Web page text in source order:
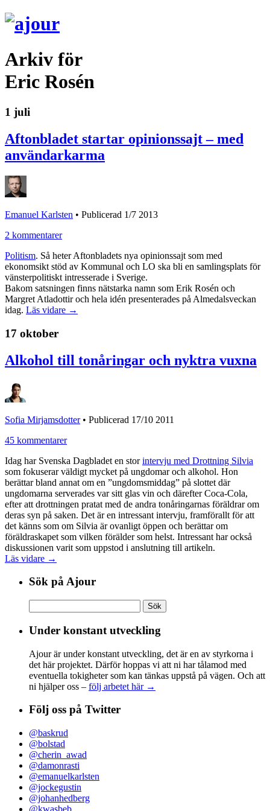
Arkiv för
Eric Rosén
1 juli
Aftonbladet startar opinionssajt – med
användarkarma
Emanuel Karlsten • Publicerad 1/7 2013
2 kommentarer
Politism. Så heter Aftonbladets nya opinionssajt som med
ekonomsikt stöd av Kommunal och LO ska bli en samlingsplats för
vänsterpolitiskt intresserade i Sverige.
Bakom satsningen finns nätstarka namn som Erik Rosén och
Margret Atladottir och hela idén presenterades på Almedalsveckan
idag. Läs vidare →
17 oktober
Alkohol till tonåringar och nyktra vuxna
Sofia Mirjamsdotter• Publicerad 17/10 2011
45 kommentarer
Idag har Svenska Dagbladet en storintervju med Drottning Silvia
som fokuserar väldigt mycket på ungdomar och alkohol. Hon
berättar bland annat om en ”ungdomsmiddag” på slottet där
ungdomarna serverades var sitt glas vin och därefter Coca-Cola,
efter att drottningen pratat med de andra tonåringarnas föräldrar om
deras syn på saken. Det är en intressant intervju, framförallt för att
det känns som om Silvia är ovanligt öppen och berättar om
föräldraskapet som vilken förälder som helst. Intressant har också
diskussionen varit som uppstod i anslutning till artikeln.
Läs vidare →
Sök på Ajour
efter:
Under konstant utveckling
Ajour är under konstant utveckling, det är en av styrkorna i
det här projektet. Därför hoppas vi att ni har tålamod med
eventuella tokigheter som kan tänkas uppstå på vägen. Och att
ni hjälper oss – följ arbetet här →
Följ oss på Twitter
@baskrud
@bolstad
@cherin_awad
@damonrasti
@emanuelkarlsten
@jockegustin
@johanhedberg
@kwasbeb